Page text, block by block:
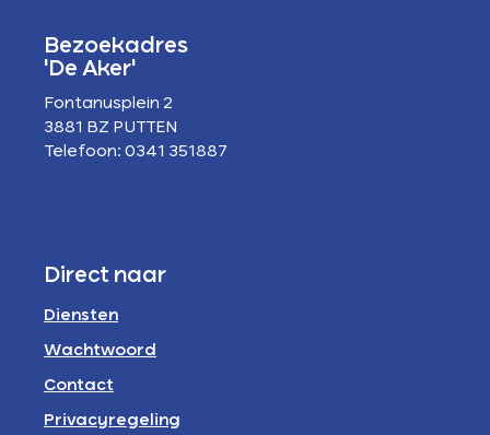
Bezoekadres
'De Aker'
Fontanusplein 2
3881 BZ PUTTEN
Telefoon: 0341 351887
Direct naar
Diensten
Wachtwoord
Contact
Privacyregeling